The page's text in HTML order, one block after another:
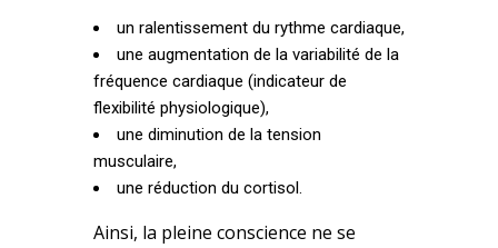
un ralentissement du rythme cardiaque,
une augmentation de la variabilité de la
fréquence cardiaque (indicateur de
flexibilité physiologique),
une diminution de la tension
musculaire,
une réduction du cortisol.
Ainsi, la pleine conscience ne se